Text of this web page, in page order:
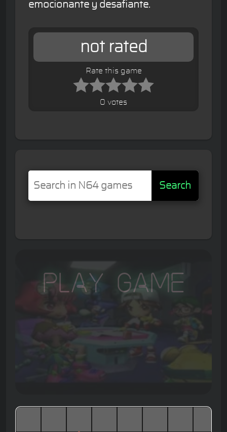
emocionante y desafiante.
not rated
Rate this game
0 votes
Search
Play Game